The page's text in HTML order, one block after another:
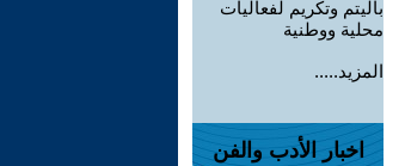
باليتم وتكريم لفعاليات
محلية ووطنية
المزيد.....
اخبار الأدب والفن